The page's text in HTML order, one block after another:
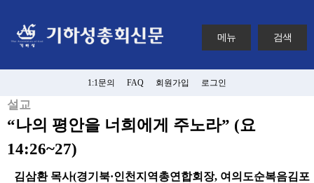
메뉴 검색
1:1문의 FAQ 회원가입 로그인
설교
“나의 평안을 너희에게 주노라” (요
14:26~27)
김삼환 목사(경기북·인천지역총연합회장, 여의도순복음김포